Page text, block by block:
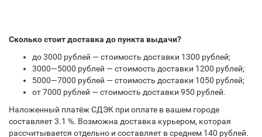
Сколько стоит доставка до пункта выдачи?
до 3000 рублей — стоимость доставки 1300 рублей;
3000—5000 рублей — стоимость доставки 1200 рублей;
5000—7000 рублей — стоимость доставки 1050 рублей;
от 7000 рублей — стоимость доставки 950 рублей.
Наложенный платёж СДЭК при оплате в вашем городе
составляет 3.1 %. Возможна доставка курьером, которая
рассчитывается отдельно и составляет в среднем 140 рублей.